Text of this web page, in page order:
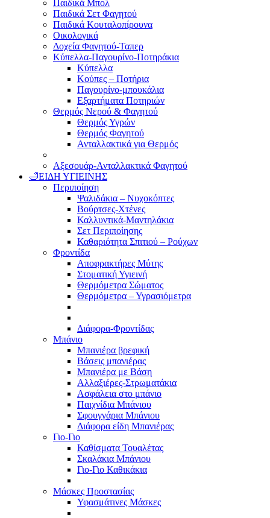
Παιδικά Μπολ
Παιδικά Σετ Φαγητού
Παιδικά Κουταλοπίρουνα
Οικολογικά
Δοχεία Φαγητού-Ταπερ
Κύπελλα-Παγουρίνο-Ποτηράκια
Κύπελλα
Κούπες – Ποτήρια
Παγουρίνο-μπουκάλια
Εξαρτήματα Ποτηριών
Θερμός Νερού & Φαγητού
Θερμός Υγρών
Θερμός Φαγητού
Ανταλλακτικά για Θερμός
Αξεσουάρ-Ανταλλακτικά Φαγητού
🛁ΕΙΔΗ ΥΓΙΕΙΝΗΣ
Περιποίηση
Ψαλιδάκια – Νυχοκόπτες
Βούρτσες-Χτένες
Καλλυντικά-Μαντηλάκια
Σετ Περιποίησης
Καθαριότητα Σπιτιού – Ρούχων
Φροντίδα
Αποφρακτήρες Μύτης
Στοματική Υγιεινή
Θερμόμετρα Σώματος
Θερμόμετρα – Υγρασιόμετρα
Διάφορα-Φροντίδας
Μπάνιο
Μπανιέρα βρεφική
Βάσεις μπανιέρας
Μπανιέρα με Βάση
Αλλαξιέρες-Στρωματάκια
Ασφάλεια στο μπάνιο
Παιχνίδια Μπάνιου
Σφουγγάρια Μπάνιου
Διάφορα είδη Μπανιέρας
Γιο-Γιο
Καθίσματα Τουαλέτας
Σκαλάκια Μπάνιου
Γιο-Γιο Καθικάκια
Μάσκες Προστασίας
Υφασμάτινες Μάσκες